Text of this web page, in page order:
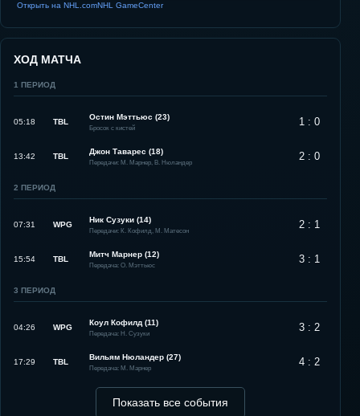
Открыть на NHL.comNHL GameCenter
ХОД МАТЧА
1 ПЕРИОД
05:18 TBL
Остин Мэттьюс (23)
Бросок с кистей 1 : 0
13:42 TBL
Джон Таварес (18)
Передачи: М. Марнер, В. Нюландер 2 : 0
2 ПЕРИОД
07:31 WPG
Ник Сузуки (14)
Передачи: К. Кофилд, М. Матесон 2 : 1
15:54 TBL
Митч Марнер (12)
Передача: О. Мэттьюс 3 : 1
3 ПЕРИОД
04:26 WPG
Коул Кофилд (11)
Передача: Н. Сузуки 3 : 2
17:29 TBL
Вильям Нюландер (27)
Передача: М. Марнер 4 : 2
Показать все события